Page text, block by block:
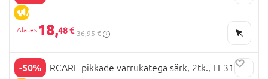
ALLAHINDLUS
18,48 € 36,95 €
-50%
MOTHERCARE pikkade varrukatega särk, 2tk., FE310